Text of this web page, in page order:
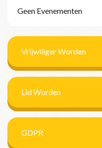
Geen Evenementen
Vrijwiliger Worden
Lid Worden
GDPR